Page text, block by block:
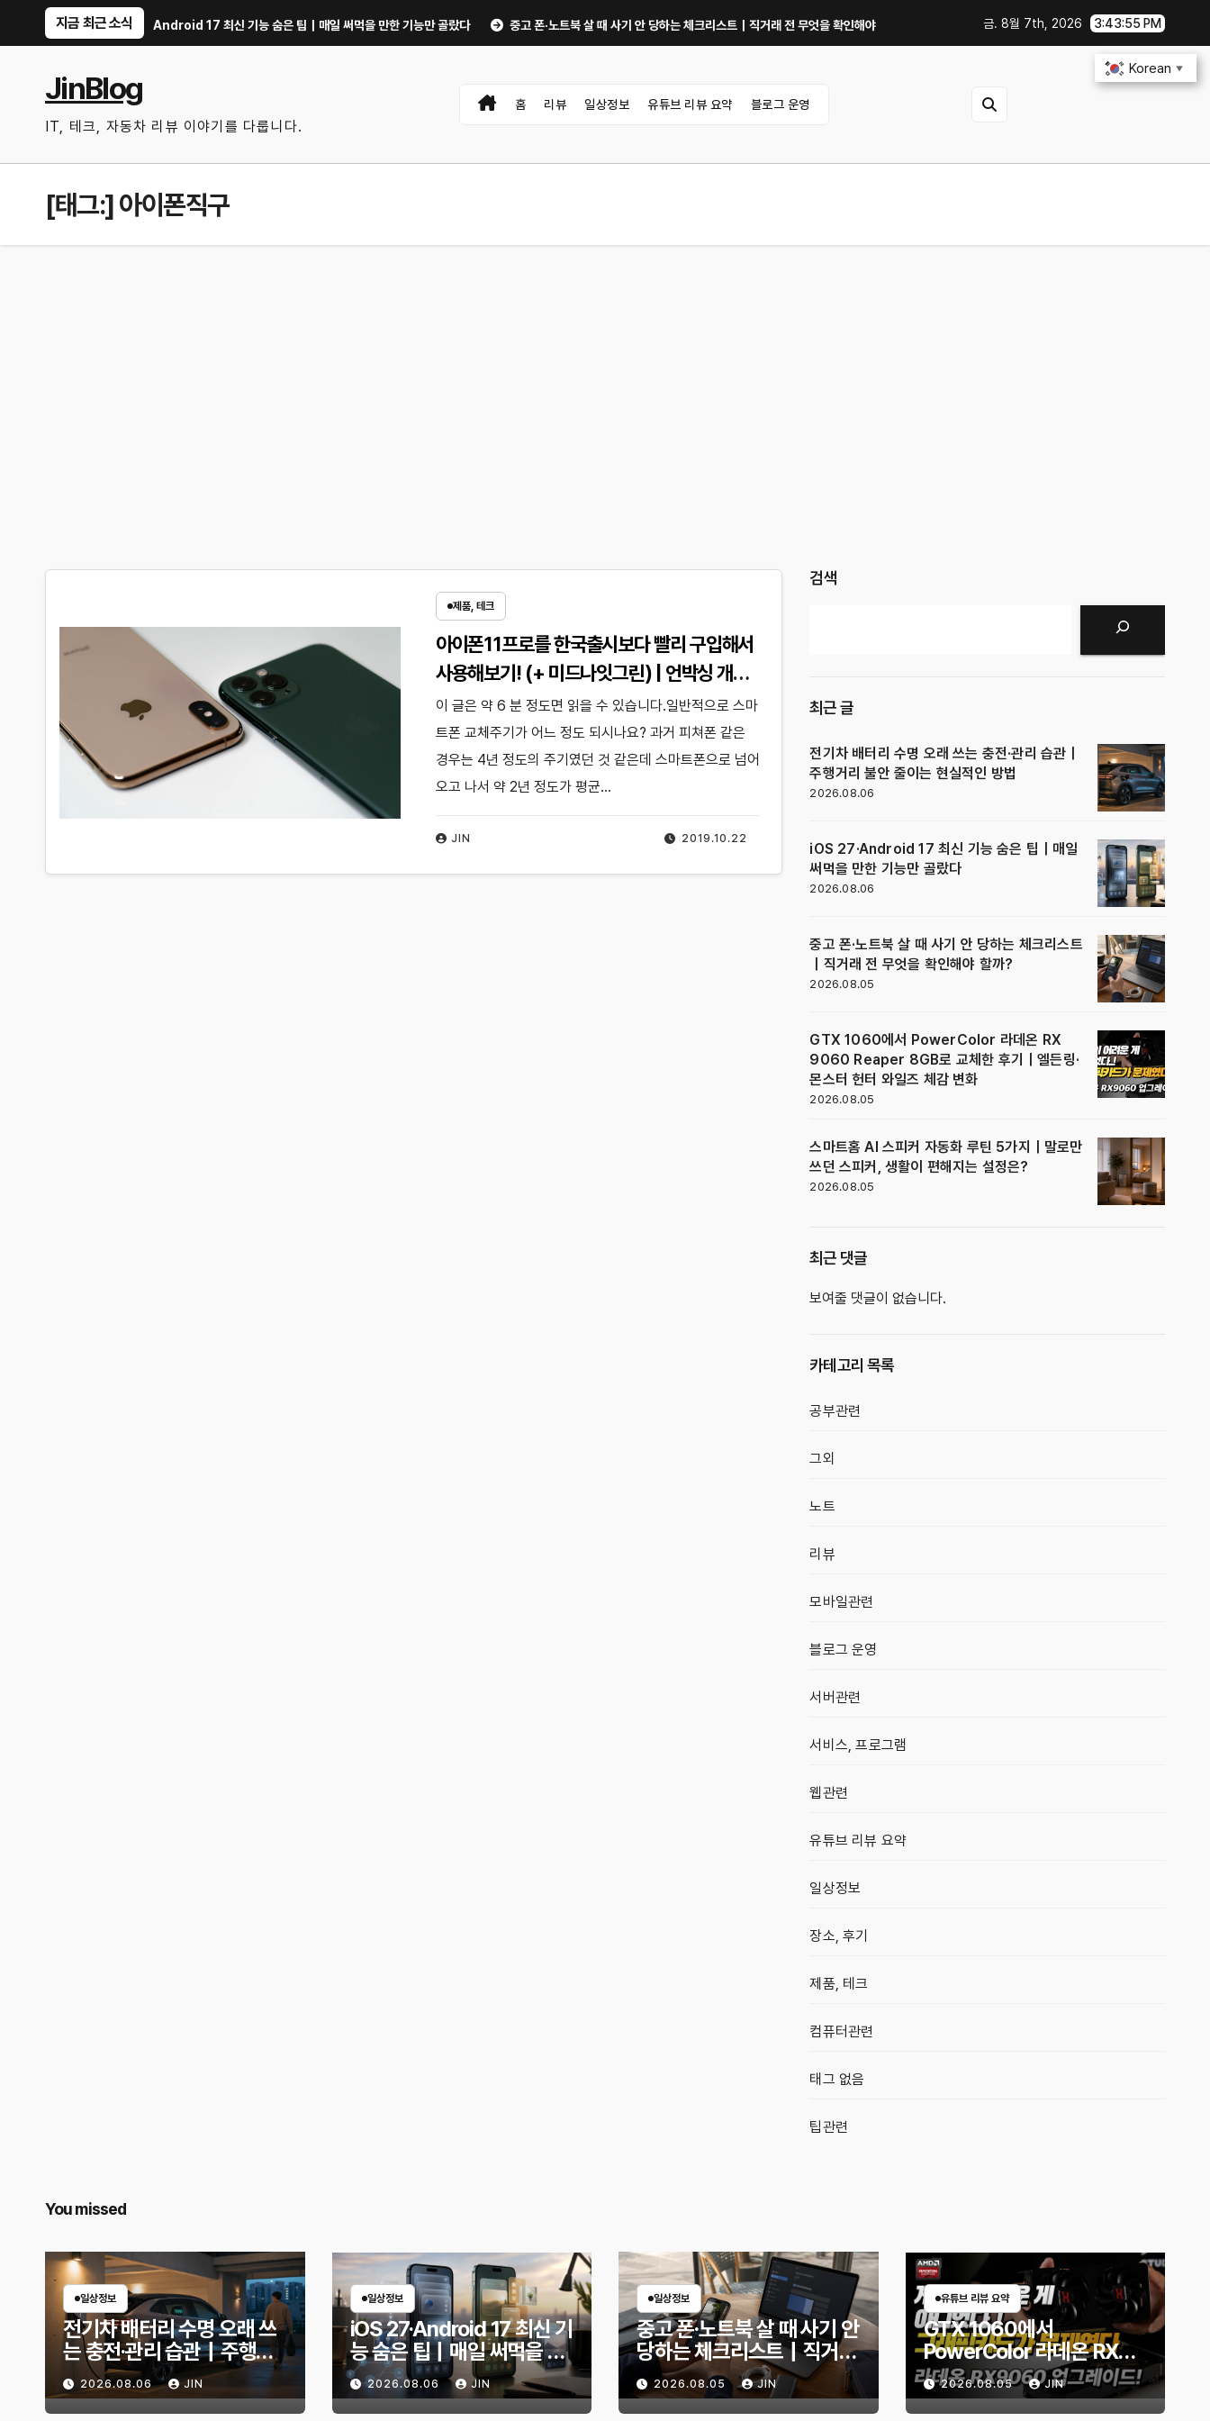
지금 최근 소식
iOS 27·Android 17 최신 기능 숨은 팁｜매일 써먹을 만한 기능만 골랐다 중고 폰·노트북 살 때 사기 안 당하는 체크리스트｜직거래 전 무엇을 확인해야 할까? GTX 1060에서 PowerColor 라데온 RX 9060 Reaper
금. 8월 7th, 2026 3:43:55 PM
JinBlog
IT, 테크, 자동차 리뷰 이야기를 다룹니다.
홈 리뷰 일상정보 유튜브 리뷰 요약 블로그 운영
[태그:]아이폰직구
제품, 테크
아이폰11프로를 한국출시보다 빨리 구입해서
사용해보기! (+ 미드나잇그린) | 언박싱 개봉
기 미국판 직구 구매대행 애플 ?
2019.10.22
JIN
이 글은 약 6 분 정도면 읽을 수 있습니다.일반적으로 스마
트폰 교체주기가 어느 정도 되시나요? 과거 피쳐폰 같은
경우는 4년 정도의 주기였던 것 같은데 스마트폰으로 넘어
오고 나서 약 2년 정도가 평균…
검색
최근 글
전기차 배터리 수명 오래 쓰는 충전·관리 습관｜
주행거리 불안 줄이는 현실적인 방법
2026.08.06
iOS 27·Android 17 최신 기능 숨은 팁｜매일
써먹을 만한 기능만 골랐다
2026.08.06
중고 폰·노트북 살 때 사기 안 당하는 체크리스트
｜직거래 전 무엇을 확인해야 할까?
2026.08.05
GTX 1060에서 PowerColor 라데온 RX
9060 Reaper 8GB로 교체한 후기｜엘든링·
몬스터 헌터 와일즈 체감 변화
2026.08.05
스마트홈 AI 스피커 자동화 루틴 5가지｜말로만
쓰던 스피커, 생활이 편해지는 설정은?
2026.08.05
최근 댓글
보여줄 댓글이 없습니다.
카테고리 목록
공부관련
그외
노트
리뷰
모바일관련
블로그 운영
서버관련
서비스, 프로그램
웹관련
유튜브 리뷰 요약
일상정보
장소, 후기
제품, 테크
컴퓨터관련
태그 없음
팁관련
You missed
일상정보
전기차 배터리 수명 오래 쓰
는 충전·관리 습관｜주행거
리 불안 줄이는 현실적인 방
법2026.08.06 JIN
일상정보
iOS 27·Android 17 최신 기
능 숨은 팁｜매일 써먹을 만
한 기능만 골랐다
2026.08.06 JIN
일상정보
중고 폰·노트북 살 때 사기 안
당하는 체크리스트｜직거래
전 무엇을 확인해야 할까?
2026.08.05 JIN
유튜브 리뷰 요약
GTX 1060에서
PowerColor 라데온 RX
9060 Reaper 8GB로 교
체한 후기｜엘든링·몬스터
2026.08.05 JIN
Korean ▼